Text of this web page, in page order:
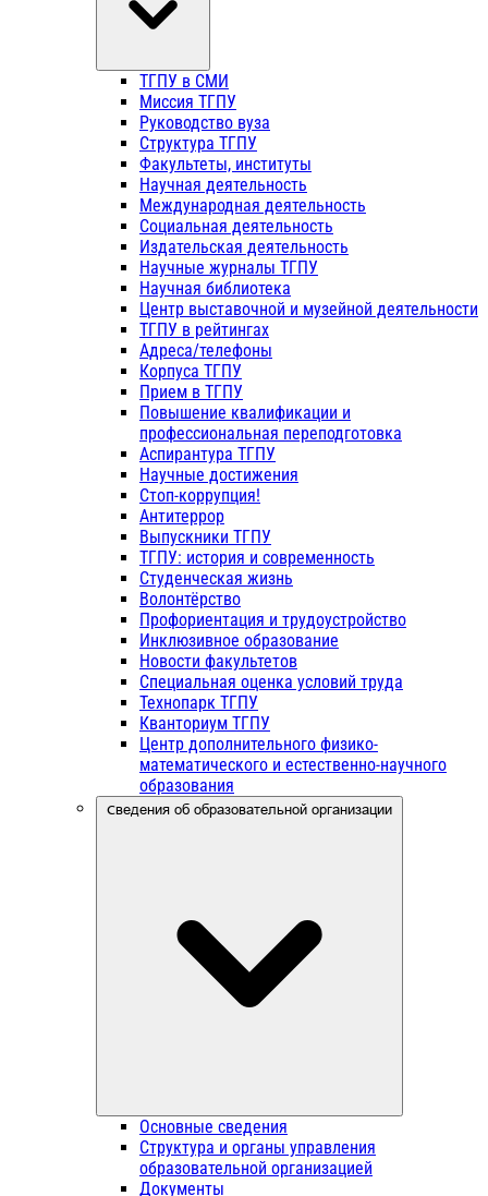
ТГПУ в СМИ
Миссия ТГПУ
Руководство вуза
Структура ТГПУ
Факультеты, институты
Научная деятельность
Международная деятельность
Социальная деятельность
Издательская деятельность
Научные журналы ТГПУ
Научная библиотека
Центр выставочной и музейной деятельности
ТГПУ в рейтингах
Адреса/телефоны
Корпуса ТГПУ
Прием в ТГПУ
Повышение квалификации и
профессиональная переподготовка
Аспирантура ТГПУ
Научные достижения
Стоп-коррупция!
Антитеррор
Выпускники ТГПУ
ТГПУ: история и современность
Студенческая жизнь
Волонтёрство
Профориентация и трудоустройство
Инклюзивное образование
Новости факультетов
Специальная оценка условий труда
Технопарк ТГПУ
Кванториум ТГПУ
Центр дополнительного физико-
математического и естественно-научного
образования
Сведения об образовательной организации
Основные сведения
Структура и органы управления
образовательной организацией
Документы